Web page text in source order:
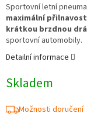
Skladem
Možnosti doručení
Sportovní letní
maximální
krátkou brzdnou
sportovní automobily.
Detailní informace